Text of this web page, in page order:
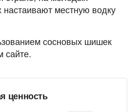
местную водку
сосновых шишек
сайте.
ценность